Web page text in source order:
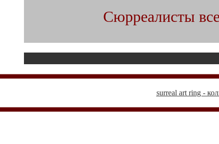
Сюрреалисты
surreal art ring -